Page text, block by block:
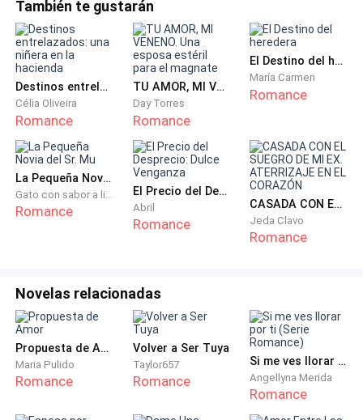
Lo dudaba, la familia Ferrari no dejaría que este
asunto quedará en el olvido.
Olivia, dudo por un largo momento, meditando lo que
debía hacer. No eran familia, ni siquiera eran amigas,
podía llamar a las oficinas del Conglomerado Ferrari y
liberarse de la responsabilidad ¿El problema? No se
atrevía, Santino Ferrari, El Demonio Ferrari, como era
conocido en el bajo mundo era un hombre temible, el
solo pensamiento hizo que un escalofrío recorriera su
cuerpo. No quería ni pensar en cómo reaccionaría
cuando se enterara de lo ocurrido con su hermana.
Olivia abrió su laptop, debía tener la seguridad que la
meterse en problemas de gratis. Una vez que
comprobó la identidad de la chica, suspiró sus
esperanzas literalmente se habían ido a la m****a. La
chica allí dentro no era otra más que Alessia Ferrari, la
hermana pequeña de Santino, su única hermana para
También te gustarán
Destinos entrelazados: una niñera en la hacienda
Célia Oliveira
Romance
TU AMOR, MI VENENO. Una esposa estéril para el magnate
Day Torres
Romance
El Destino del heredera
María Carmen
Romance
La Pequeña Novia del Sr. Mu
Gato con sabor a limón
Romance
El Precio del Desprecio: Dulce Venganza
Abril
Romance
CASADA CON EL SUEGRO DE MI EX. ATERRIZAJE EN EL CORAZÓN
Jeda Clavo
Romance
Novelas relacionadas
Propuesta de Amor
Maria Pulido
Romance
Volver a Ser Tuya
Taylor657
Romance
Si me ves llorar por ti (Serie Romance)
Angellyna Merida
Romance